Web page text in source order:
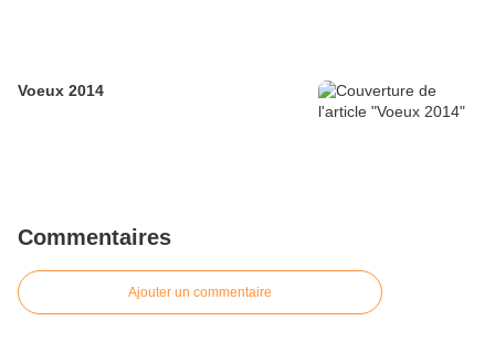
Voeux 2014
Commentaires
Ajouter un commentaire